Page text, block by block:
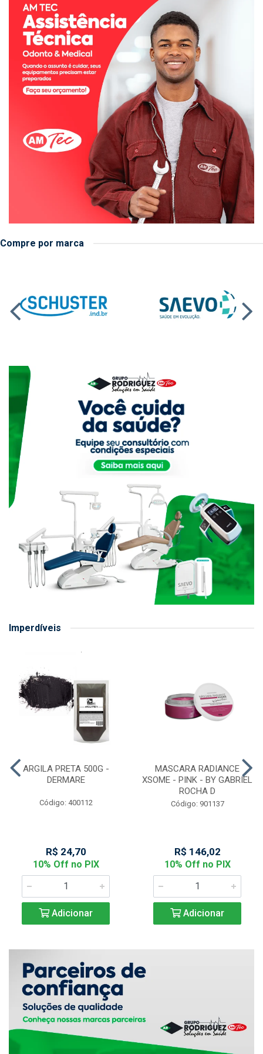
Compre por marca
Imperdíveis
ARGILA PRETA 500G -
DERMARE
Código: 400112
R$ 24,70
10% Off no PIX
Adicionar
MASCARA RADIANCE
XSOME - PINK - BY GABRIEL
ROCHA D
Código: 901137
R$ 146,02
10% Off no PIX
Adicionar